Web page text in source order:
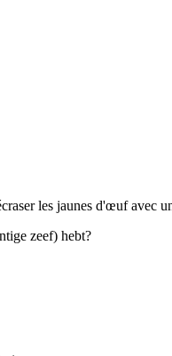
les jaunes d'œuf avec
zeef) hebt?